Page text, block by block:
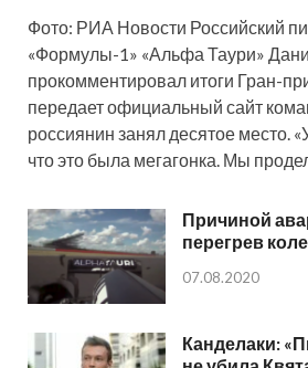
Фото: РИА Новости Российский
«Формулы-1» «Альфа Таури»
прокомментировал итоги Гран-
передает официальный сайт
россиянин занял десятое место.
что это была мегагонка. Мы
Причиной
перегрев
07.08.2020
Канделаки: